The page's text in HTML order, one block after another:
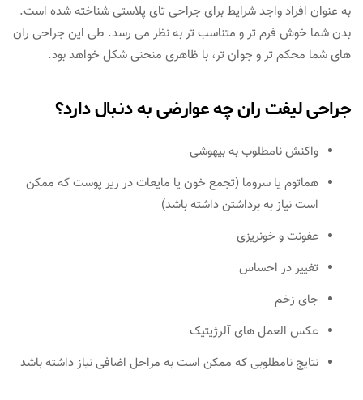
به عنوان افراد واجد شرایط برای جراحی تای پلاستی شناخته شده است.
بدن شما خوش فرم تر و متناسب تر به نظر می رسد. طی این جراحی ران
های شما محکم تر و جوان تر، با ظاهری منحنی شکل خواهد بود.
جراحی لیفت ران چه عوارضی به دنبال دارد؟
واکنش نامطلوب به بیهوشی
هماتوم یا سروما (تجمع خون یا مایعات در زیر پوست که ممکن
است نیاز به برداشتن داشته باشد)
عفونت و خونریزی
تغییر در احساس
جای زخم
عکس العمل های آلرژیتیک
نتایج نامطلوبی که ممکن است به مراحل اضافی نیاز داشته باشد